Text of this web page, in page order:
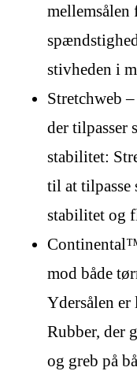
mellemsålen
stivheden i
Stretchweb
der tilpasser
stabilitet:
til at tilpasse
stabilitet og
mod både
Ydersålen
Rubber, der
og greb på